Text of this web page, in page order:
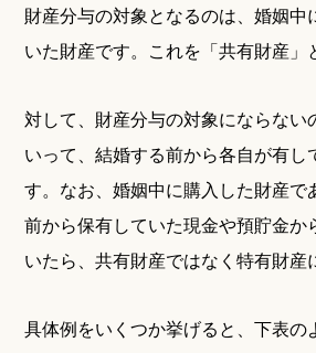
財産分与の対象となるのは、婚姻中
いた財産です。これを「共有財産」
対して、財産分与の対象にならない
いって、結婚する前から各自が有し
す。なお、婚姻中に購入した財産で
前から保有していた現金や預貯金か
いたら、共有財産ではなく特有財産
具体例をいくつか挙げると、下表の